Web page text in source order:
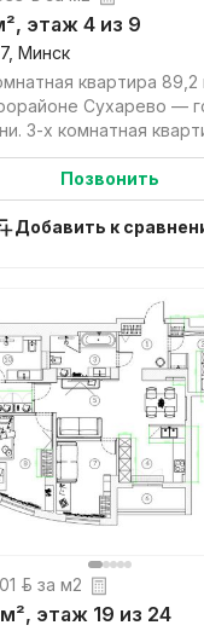
этаж 4 из 9
Минск
квартира 89,2
Сухарево —
4-м
Позвонить
Добавить к
р. за м2
м², этаж 19 из 24